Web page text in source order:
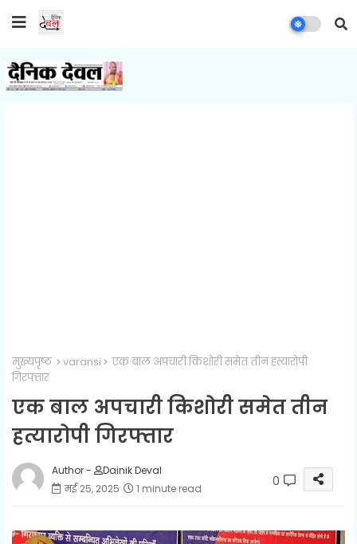
मुख्यपृष्ठ varansi
एक बाल अपचारी किशोरी समेत तीन हत्यारोपी
गिरफ्तार
एक बाल अपचारी किशोरी समेत तीन
हत्यारोपी गिरफ्तार
Author -
Dainik Deval
मई 25, 2025
1 minute read 0